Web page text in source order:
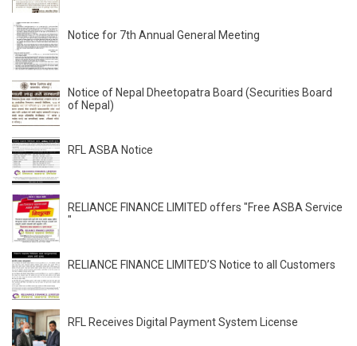
Notice for 7th Annual General Meeting
Notice of Nepal Dheetopatra Board (Securities Board
of Nepal)
RFL ASBA Notice
RELIANCE FINANCE LIMITED offers "Free ASBA Service
"
RELIANCE FINANCE LIMITED’S Notice to all Customers
RFL Receives Digital Payment System License